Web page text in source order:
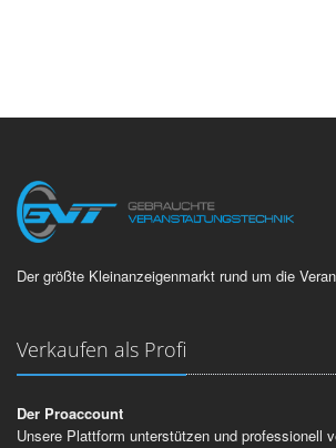
Der größte Kleinanzeigenmarkt rund um die
Verkaufen als Profi
Der Proaccount
Unsere Plattform unterstützen und professionell